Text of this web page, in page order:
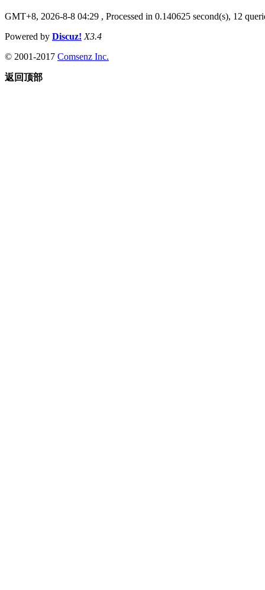
GMT+8, 2026-8-8 04:29 , Processed in 0.140625 second(s), 12
Powered by Discuz! X3.4
© 2001-2017 Comsenz Inc.
返回顶部